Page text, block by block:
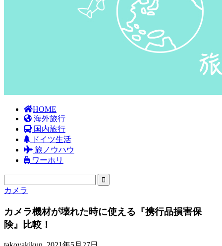
HOME
海外旅行
国内旅行
ドイツ生活
旅ノウハウ
ワーホリ
カメラ
カメラ機材が壊れた時に使える『携行品損害保
険』比較！